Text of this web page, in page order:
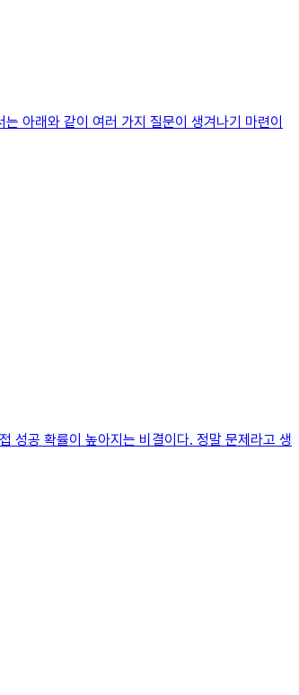
아래와 같이 여러 가지 질문이 생겨나기 마련이
성공 확률이 높아지는 비결이다. 정말 문제라고 생